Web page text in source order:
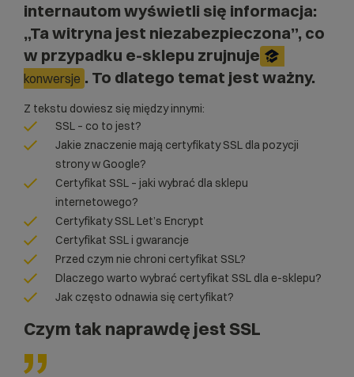
internautom wyświetli się informacja:
„Ta witryna jest niezabezpieczona”, co
w przypadku e-sklepu zrujnuje
konwersje . To dlatego temat jest ważny.
Z tekstu dowiesz się między innymi:
SSL – co to jest?
Jakie znaczenie mają certyfikaty SSL dla pozycji
strony w Google?
Certyfikat SSL – jaki wybrać dla sklepu
internetowego?
Certyfikaty SSL Let’s Encrypt
Certyfikat SSL i gwarancje
Przed czym nie chroni certyfikat SSL?
Dlaczego warto wybrać certyfikat SSL dla e-sklepu?
Jak często odnawia się certyfikat?
Czym tak naprawdę jest SSL